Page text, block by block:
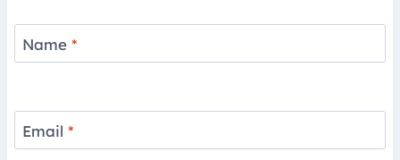
Name *
Email *